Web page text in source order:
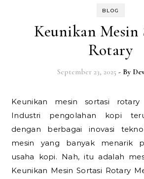
BLOG
Keunikan Mesin
Rotary
September 23, 2025 - By
Keunikan mesin sortasi rotary pertama tama.
Industri pengolahan kopi
dengan berbagai inovasi
mesin yang banyak menarik
usaha kopi. Nah, itu adalah
Keunikan Mesin Sortasi Rotary